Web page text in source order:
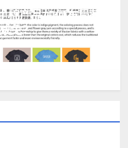
产品如何布局获
免?